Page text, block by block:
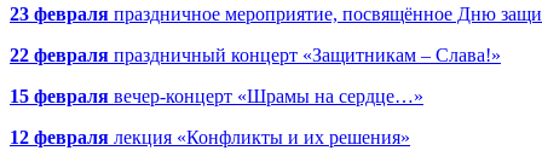
23 февраля праздничное мероприятие, посвящённое Дню
22 февраля праздничный концерт «Защитникам – Слава!»
15 февраля вечер-концерт «Шрамы на сердце…»
12 февраля лекция «Конфликты и их решения»